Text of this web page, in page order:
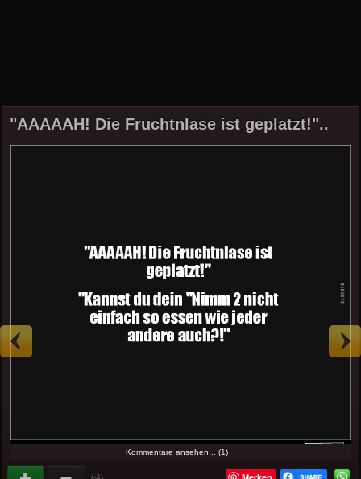
"AAAAAH! Die Fruchtnlase ist geplatzt!"..
Kommentare ansehen... (1)
(-4)